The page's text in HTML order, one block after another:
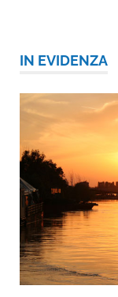
IN EVIDENZA